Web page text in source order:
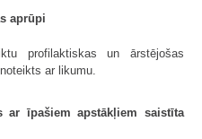
aprūpi
profilaktiskas un ārstējošas
ar likumu.
ar īpašiem apstākļiem saistīta